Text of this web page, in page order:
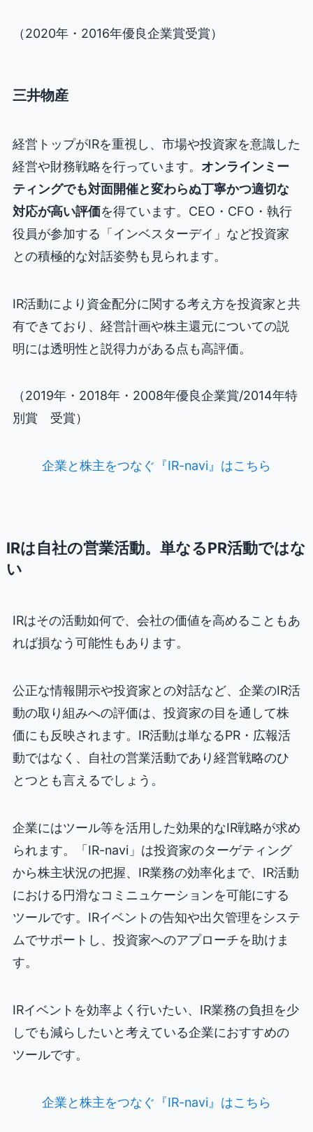
（2020年・2016年優良企業賞受賞）
三井物産
経営トップがIRを重視し、市場や投資家を意識した
経営や財務戦略を行っています。 オンラインミー
ティングでも対面開催と変わらぬ丁寧かつ適切な
対応が高い評価を得ています。CEO・CFO・執行
役員が参加する「インベスターデイ」など投資家
との積極的な対話姿勢も見られます。
IR活動により資金配分に関する考え方を投資家と共
有できており、経営計画や株主還元についての説
明には透明性と説得力がある点も高評価。
（2019年・2018年・2008年優良企業賞/2014年特
別賞 受賞）
企業と株主をつなぐ『IR-navi』はこちら
IRは自社の営業活動。単なるPR活動ではな
い
IRはその活動如何で、会社の価値を高めることもあ
れば損なう可能性もあります。
公正な情報開示や投資家との対話など、企業のIR活
動の取り組みへの評価は、投資家の目を通して株
価にも反映されます。IR活動は単なるPR・広報活
動ではなく、自社の営業活動であり経営戦略のひ
とつとも言えるでしょう。
企業にはツール等を活用した効果的なIR戦略が求め
られます。「IR-navi」は投資家のターゲティング
から株主状況の把握、IR業務の効率化まで、IR活動
における円滑なコミニュケーションを可能にする
ツールです。IRイベントの告知や出欠管理をシステ
ムでサポートし、投資家へのアプローチを助けま
す。
IRイベントを効率よく行いたい、IR業務の負担を少
しでも減らしたいと考えている企業におすすめの
ツールです。
企業と株主をつなぐ『IR-navi』はこちら